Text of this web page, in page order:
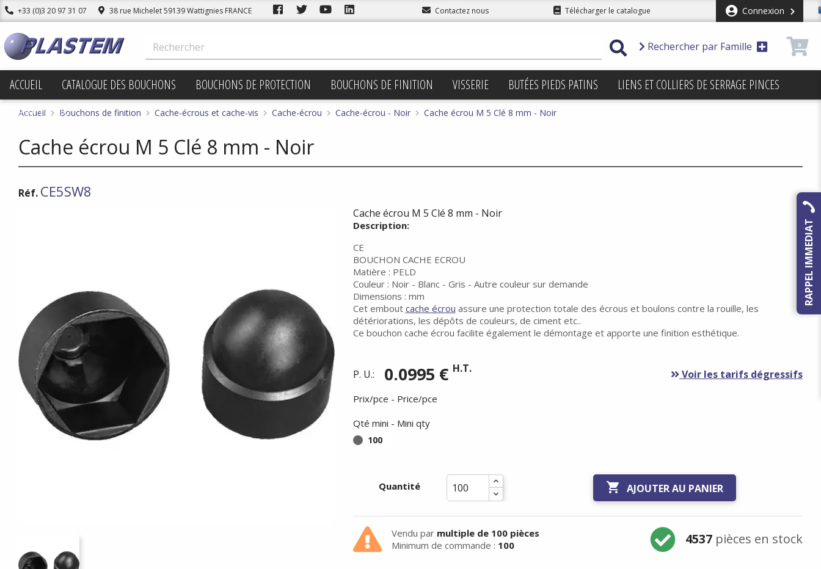
+33 (0)3 20 97 31 07 38 rue Michelet 59139 Wattignies FRANCE Contactez nous Télécharger le catalogue Connexion
Rechercher par Famille 0
ACCUEIL CATALOGUE DES BOUCHONS BOUCHONS DE PROTECTION BOUCHONS DE FINITION VISSERIE BUTÉES PIEDS PATINS
LIENS ET COLLIERS DE SERRAGE PINCES
PROMOTIONS
Accueil Bouchons de finition Cache-écrous et cache-vis Cache-écrou Cache-écrou - Noir Cache écrou M 5 Clé 8 mm - Noir
Cache écrou M 5 Clé 8 mm - Noir
Réf. CE5SW8
Cache écrou M 5 Clé 8 mm - Noir
Description:
CE
BOUCHON CACHE ECROU
Matière : PELD
Couleur : Noir - Blanc - Gris - Autre couleur sur demande
Dimensions : mm
Cet embout cache écrou assure une protection totale des écrous et boulons contre la rouille, les
détériorations, les dépôts de couleurs, de ciment etc..
Ce bouchon cache écrou facilite également le démontage et apporte une finition esthétique.
P. U.: 0.0995 € H.T. Voir les tarifs dégressifs
Prix/pce - Price/pce
Qté mini - Mini qty
100
Quantité  AJOUTER AU PANIER
Vendu par multiple de 100 pièces
Minimum de commande : 100 4537pièces en stock
RAPPEL IMMEDIAT